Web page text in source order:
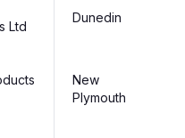
Ltd
Dunedin
New
Plymouth